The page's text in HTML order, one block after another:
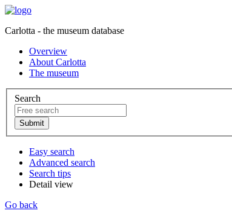
Carlotta - the museum database
Overview
About Carlotta
The museum
Search
Easy search
Advanced search
Search tips
Detail view
Go back